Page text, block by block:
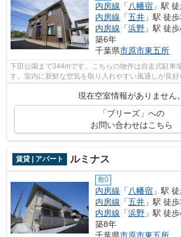
内房線 「 八幡宿 」駅
内房線 「五井 」駅 徒
内房線 「浜野 」駅 徒
築6年
千葉県市原市東五所
下田公園まで344mです。こちらの物件は自走式駐車
す。室内に新鮮な空気を取り入れやすい風通しが良
現在空室情報がありません。
「ブリーズ」への
お問い合わせはこちら
賃貸 | アパート ルミナス
敷0
内房線 「 八幡宿 」駅
内房線 「五井 」駅 徒
内房線 「浜野 」駅 徒
築8年
千葉県市原市東五所